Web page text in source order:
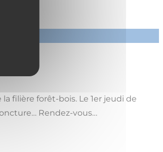
filière forêt-bois. Le 1er jeudi de
Rendez-vous…